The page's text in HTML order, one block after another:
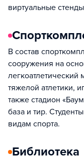
виртуальные
В состав
сооружения на
тяжелой атлетики,
также стадион
база и тир.
видам спорта.
Библиотека